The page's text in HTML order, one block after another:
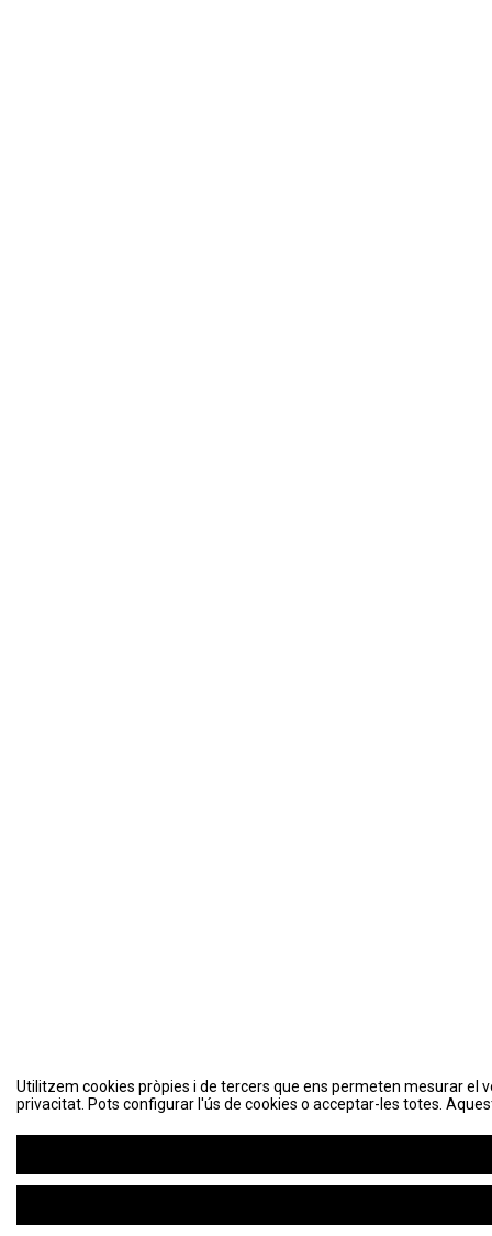
Utilitzem cookies pròpies i de tercers que ens permeten mesurar el
privacitat. Pots configurar l'ús de cookies o acceptar-les totes.
Utilitzem cookies pròpies i de tercers que ens permeten mesurar el
privacitat. Pots configurar l'ús de cookies o acceptar-les totes.